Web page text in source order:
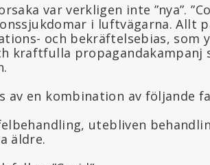
var verkligen inte ”nya”.
i luftvägarna. Allt
och bekräftelsebias, som
kraftfulla propagandakampanj
av en kombination av följande
utebliven
äldre.